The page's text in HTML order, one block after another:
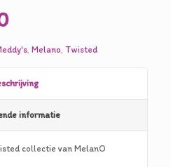
Huidige
prijs
is:
€10,00.
Melano Twisted
informatie
collectie van MelanO